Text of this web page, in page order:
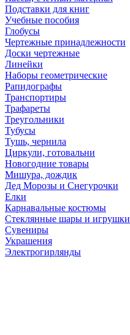
Подставки для книг
Учебные пособия
Глобусы
Чертежные принадлежности
Доски чертежные
Линейки
Наборы геометрические
Рапидографы
Транспортиры
Трафареты
Треугольники
Тубусы
Тушь, чернила
Циркули, готовальни
Новогодние товары
Мишура, дождик
Дед Морозы и Снегурочки
Елки
Карнавальные костюмы
Стеклянные шары и игрушки
Сувениры
Украшения
Электрогирлянды